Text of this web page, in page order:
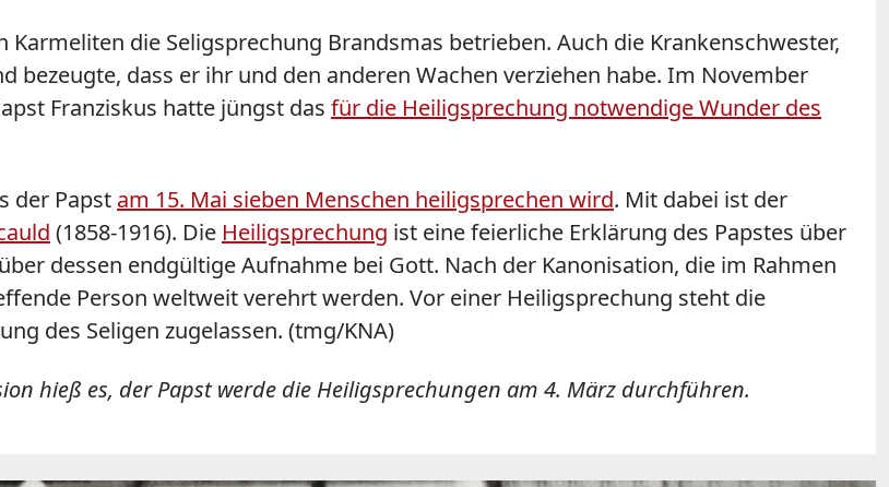
die Seligsprechung Brandsmas betrieben. Auch die Krankenschwester,
bezeugte, dass er ihr und den anderen Wachen verziehen habe. Im November
Franziskus hatte jüngst das für die Heiligsprechung notwendige Wunder des
der Papst am 15. Mai sieben Menschen heiligsprechen wird. Mit dabei ist der
(1858-1916). Die Heiligsprechung ist eine feierliche Erklärung des Papstes über
dessen endgültige Aufnahme bei Gott. Nach der Kanonisation, die im Rahmen
Person weltweit verehrt werden. Vor einer Heiligsprechung steht die
des Seligen zugelassen. (tmg/KNA)
hieß es, der Papst werde die Heiligsprechungen am 4. März durchführen.